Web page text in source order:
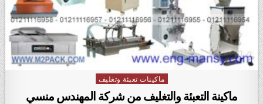
Posted in
ماكينات تعبئة وتغليف
ماكينة التعبئة والتغليف من شركة المهندس منسي